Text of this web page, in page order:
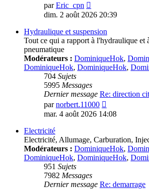
parEric_cpn
le
message
dim. 2 août 2026 20:39
Hydraulique et suspension
Tout ce qui a rapport à l'hydraulique et
pneumatique
Modérateurs : DominiqueHok,
DominiqueHok, DominiqueHok,
704 Sujets
5995 Messages
Dernier message Re: direction
parnorbert.11000
le
mar. 4 août 2026 14:08
Electricité
Electricité, Allumage, Carburation,
Modérateurs : DominiqueHok,
DominiqueHok, DominiqueHok,
951 Sujets
7982 Messages
Dernier message Re: demarrage